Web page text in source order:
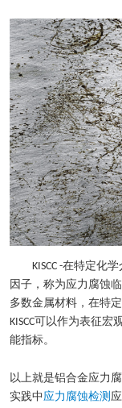
KISCC -在特定化
因子，称为应力腐蚀
多数金属材料，在特定
KISCC可以作为表征
能指标。
以上就是铝合金应力
实践中应力腐蚀检测